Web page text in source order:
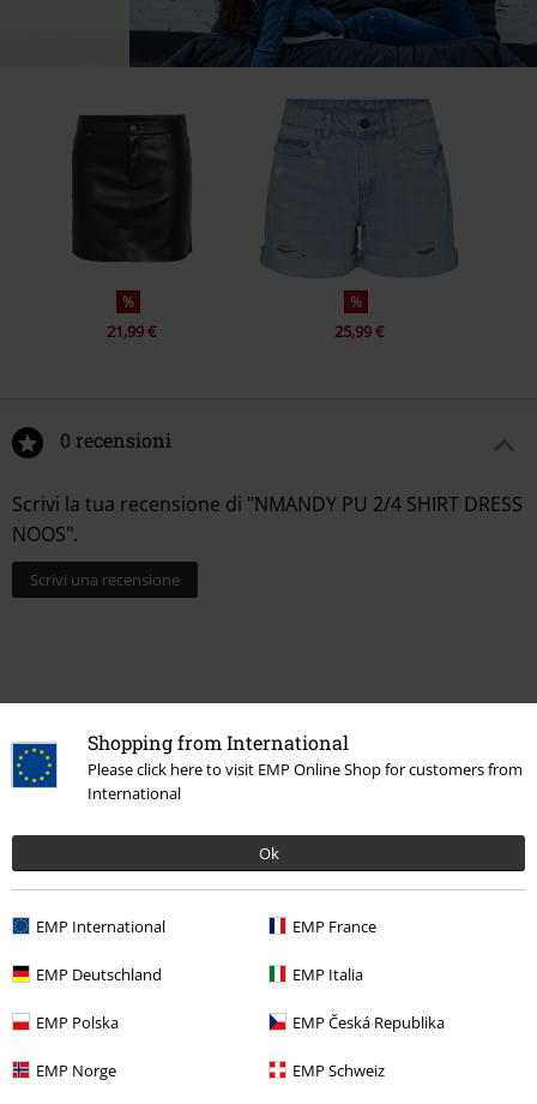
Shopping from International
Please click here to visit EMP Online Shop for customers from
International
Ok
EMP International EMP France
EMP Deutschland EMP Italia
EMP Polska EMP Česká Republika
EMP Norge EMP Schweiz
%
21,99 €
%
25,99 €
0 recensioni
Scrivi la tua recensione di "NMANDY PU 2/4 SHIRT DRESS
NOOS".
Scrivi una recensione